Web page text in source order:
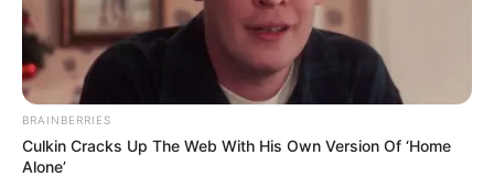
BRAINBERRIES
Culkin Cracks Up The Web With His Own Version Of ‘Home
Alone’